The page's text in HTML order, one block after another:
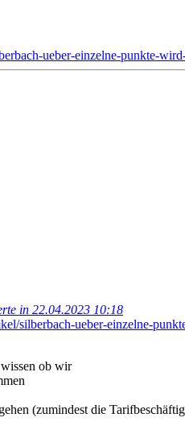
ueber-einzelne-punkte-
in 22.04.2023 10:18
silberbach-ueber-einzelne-
ob wir
(zumindest die